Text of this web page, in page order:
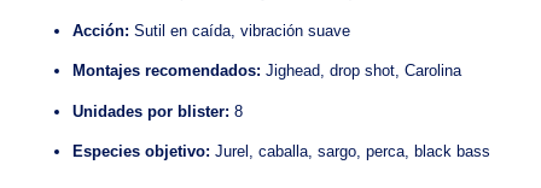
Acción: Sutil en caída, vibración suave
Montajes recomendados: Jighead, drop shot, Carolina
Unidades por blister: 8
Especies objetivo: Jurel, caballa, sargo, perca, black bass